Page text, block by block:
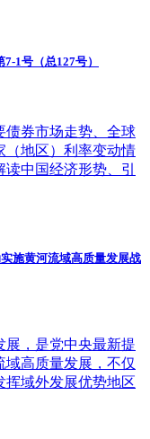
1号（总127号）
债券市场走势、全球
（地区）利率变动情
中国经济形势、引
施黄河流域高质量发展战
展，是党中央最新提
域高质量发展，不仅
挥域外发展优势地区